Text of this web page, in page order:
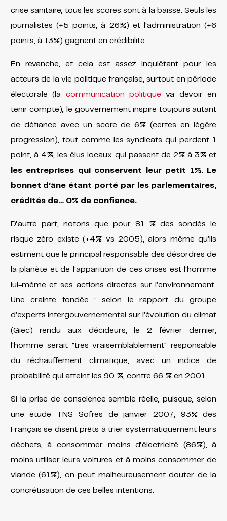
crise sanitaire, tous les scores sont à la baisse. Seuls les
journalistes (+5 points, à 26%) et l’administration (+6
points, à 13%) gagnent en crédibilité.
En revanche, et cela est assez inquiétant pour les
acteurs de la vie politique française, surtout en période
électorale (la communication politique va devoir en
tenir compte), le gouvernement inspire toujours autant
de défiance avec un score de 6% (certes en légère
progression), tout comme les syndicats qui perdent 1
point, à 4%, les élus locaux qui passent de 2% à 3% et
les entreprises qui conservent leur petit 1%. Le
bonnet d’âne étant porté par les parlementaires,
crédités de… 0% de confiance.
D’autre part, notons que pour 81 % des sondés le
risque zéro existe (+4% vs 2005), alors même qu’ils
estiment que le principal responsable des désordres de
la planète et de l’apparition de ces crises est l’homme
lui-même et ses actions directes sur l’environnement.
Une crainte fondée : selon le rapport du groupe
d’experts intergouvernemental sur l’évolution du climat
(Giec) rendu aux décideurs, le 2 février dernier,
l’homme serait “très vraisemblablement” responsable
du réchauffement climatique, avec un indice de
probabilité qui atteint les 90 %, contre 66 % en 2001.
Si la prise de conscience semble réelle, puisque, selon
une étude TNS Sofres de janvier 2007, 93% des
Français se disent prêts à trier systématiquement leurs
déchets, à consommer moins d’électricité (86%), à
moins utiliser leurs voitures et à moins consommer de
viande (61%), on peut malheureusement douter de la
concrétisation de ces belles intentions.